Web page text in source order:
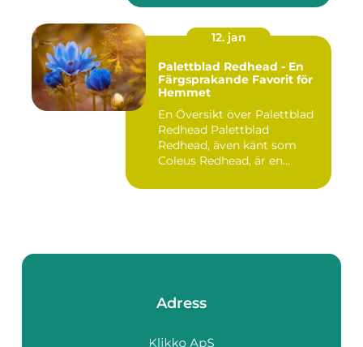
12. jan
Palettblad Redhead - En
Färgsprakande Favorit för
Hemmet
En Översikt över Palettblad
Redhead Palettblad
Redhead, även känt som
Coleus Redhead, är en
Adress